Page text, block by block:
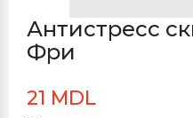
Антистресс
Фри
21 MDL